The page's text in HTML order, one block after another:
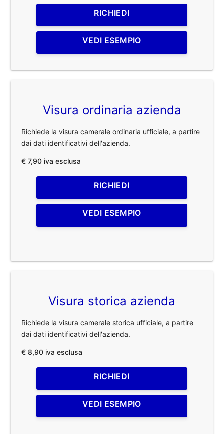
RICHIEDI
VEDI ESEMPIO
Visura ordinaria azienda
Richiede la visura camerale ordinaria ufficiale, a partire
dai dati identificativi dell'azienda.
€ 7,90 iva esclusa
RICHIEDI
VEDI ESEMPIO
Visura storica azienda
Richiede la visura camerale storica ufficiale, a partire
dai dati identificativi dell'azienda.
€ 8,90 iva esclusa
RICHIEDI
VEDI ESEMPIO